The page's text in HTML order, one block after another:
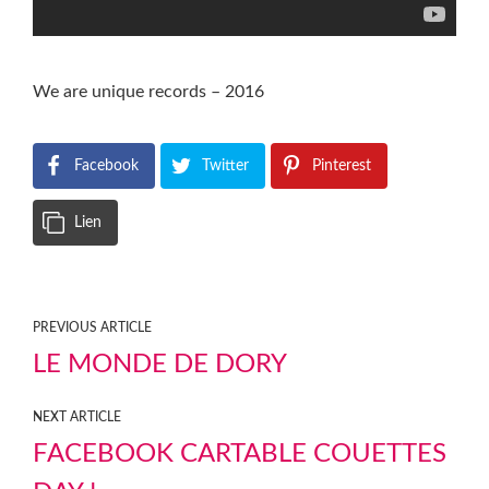
We are unique records – 2016
Facebook Twitter Pinterest
Lien
PREVIOUS ARTICLE
LE MONDE DE DORY
NEXT ARTICLE
FACEBOOK CARTABLE COUETTES